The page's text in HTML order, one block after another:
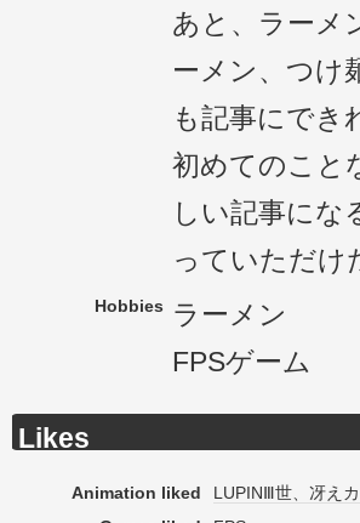
あと、ラーメ
ーメン、つけ
も記事にでき
初めてのこと
しい記事にな
っていただけ
Hobbies
ラーメン
FPSゲーム
Likes
Animation liked
LUPINⅢ世、冴え